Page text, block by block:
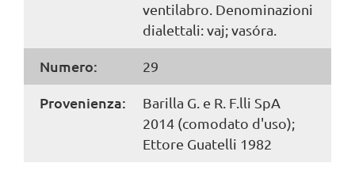
ventilabro. Denominazioni
dialettali: vaj; vasóra.
Numero: 29
Provenienza:
Barilla G. e R. F.lli SpA
2014 (comodato d'uso);
Ettore Guatelli 1982